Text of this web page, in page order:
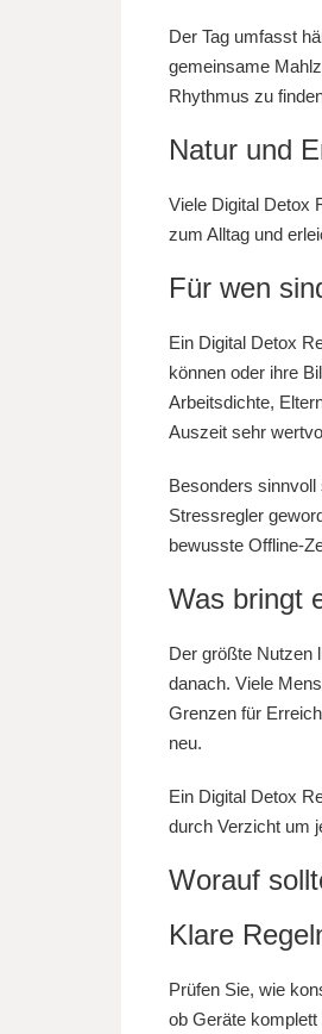
Der Tag umfasst
gemeinsame
Rhythmus zu
Natur und
Viele Digital Detox
zum Alltag und
Für wen
Ein Digital Detox
können oder ihre
Arbeitsdichte,
Auszeit sehr
Besonders
Stressregler
bewusste Offline-
Was bringt
Der größte Nutzen
danach. Viele
Grenzen für
neu.
Ein Digital Detox
durch Verzicht um
Worauf
Klare
Prüfen Sie, wie
ob Geräte